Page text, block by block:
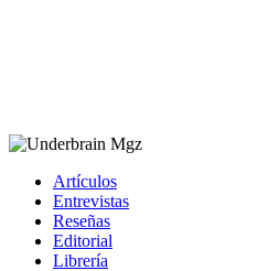
Artículos
Entrevistas
Reseñas
Editorial
Librería